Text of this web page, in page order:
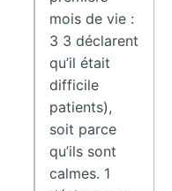
mois de vie :
3 3 déclarent
qu’il était
difficile
patients),
soit parce
qu’ils sont
calmes. 1